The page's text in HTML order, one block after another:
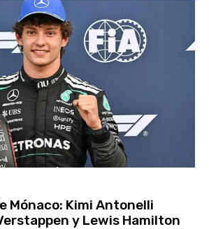
Mónaco: Kimi Antonelli
y Lewis Hamilton